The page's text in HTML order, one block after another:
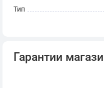
Тип
Гарантии